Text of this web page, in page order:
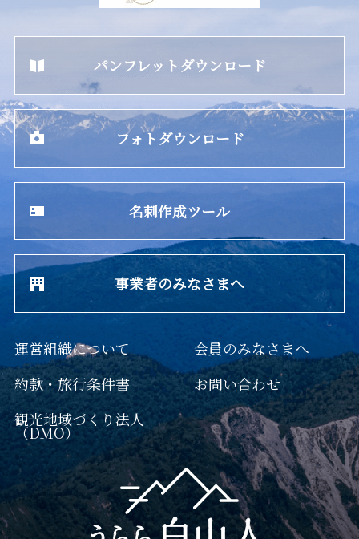
パンフレットダウンロード
フォトダウンロード
名刺作成ツール
事業者のみなさまへ
運営組織について
約款・旅行条件書
観光地域づくり法人
（DMO）
会員のみなさまへ
お問い合わせ